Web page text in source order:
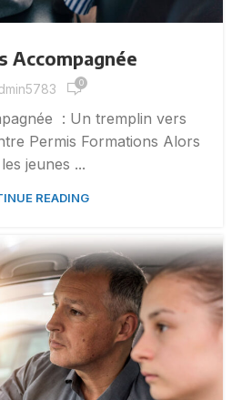
Accompagnée
0
: Un tremplin vers
Permis Formations Alors
jeunes ...
READING